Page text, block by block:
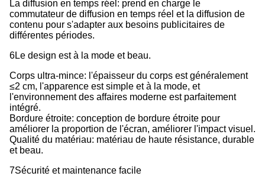
La diffusion en temps réel: prend en charge le
commutateur de diffusion en temps réel et la diffusion de
contenu pour s'adapter aux besoins publicitaires de
différentes périodes.
6Le design est à la mode et beau.
Corps ultra-mince: l'épaisseur du corps est généralement
≤2 cm, l'apparence est simple et à la mode, et
l'environnement des affaires moderne est parfaitement
intégré.
Bordure étroite: conception de bordure étroite pour
améliorer la proportion de l'écran, améliorer l'impact visuel.
Qualité du matériau: matériau de haute résistance, durable
et beau.
7Sécurité et maintenance facile